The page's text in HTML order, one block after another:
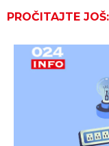
PROČITAJTE JOŠ: